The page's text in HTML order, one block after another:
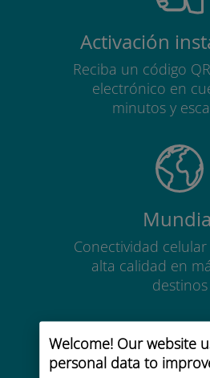
Welcome! Our website
personal data to
Activación
Reciba un código
electrónico en
minutos y
Conectividad
alta calidad en
destinos